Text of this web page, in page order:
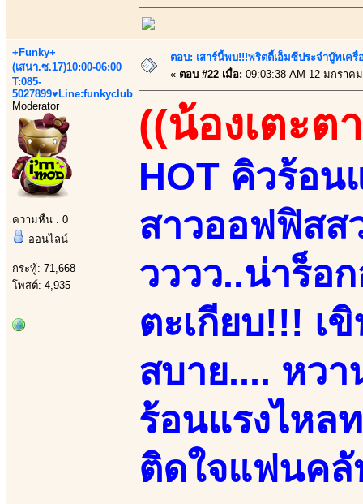
+Funky+
(เสนา.ซ.17)10:00-06:00
T:085-
5027899♥Line:funkyclub
Moderator
ความหื่น : 0
ออนไลน์
กระทู้: 71,668
โพสต์: 4,935
ตอบ: เสาร์นี้พบ!!!พริตตี้เอ็มซีประจำบู๊ทเค
« ตอบ #22 เมื่อ: 09:03:38 AM 12 มกราค
((น้องเตะต
HOT คิวร้อน
สาวออฟฟิสส
วววว..น่าร็อ
ตะเกียบ!!! เ
สบาย.... หว
ร้อนแรงไหล
ติดใจแฟนคลั